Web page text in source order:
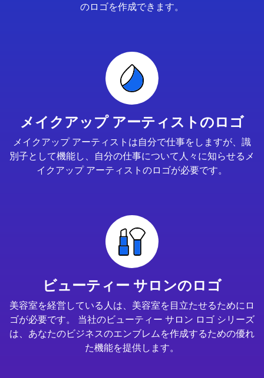
のロゴを作成できます。
メイクアップ アーティストのロゴ
メイクアップ アーティストは自分で仕事をしますが、識
別子として機能し、自分の仕事について人々に知らせるメ
イクアップ アーティストのロゴが必要です。
ビューティー サロンのロゴ
美容室を経営している人は、美容室を目立たせるためにロ
ゴが必要です。 当社のビューティー サロン ロゴ シリーズ
は、あなたのビジネスのエンブレムを作成するための優れ
た機能を提供します。